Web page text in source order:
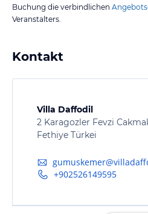
Buchung die verbindlichen
Veranstalters.
Kontakt
Villa Daffodil
2 Karagozler Fevzi
Fethiye Türkei
+902526149595